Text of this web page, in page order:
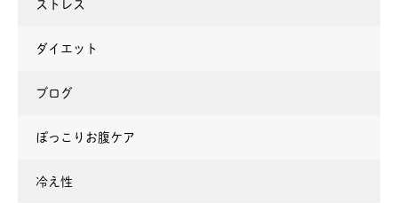
ストレス
ダイエット
ブログ
ぽっこりお腹ケア
冷え性